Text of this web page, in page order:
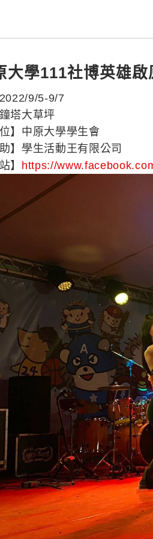
大學111社博英雄啟
2022/9/5-9/7
塔大草坪
位】中原大學學生會
】學生活動王有限公司
】 https://